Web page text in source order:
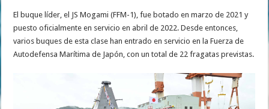
El buque líder, el JS Mogami (FFM-1), fue botado en marzo de 2021 y
puesto oficialmente en servicio en abril de 2022. Desde entonces,
varios buques de esta clase han entrado en servicio en la Fuerza de
Autodefensa Marítima de Japón, con un total de 22 fragatas previstas.